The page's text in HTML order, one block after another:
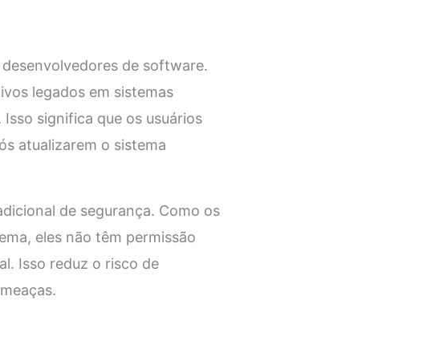
de software.
legados em sistemas
significa que os usuários
atualizarem o sistema
de segurança. Como os
eles não têm permissão
Isso reduz o risco de